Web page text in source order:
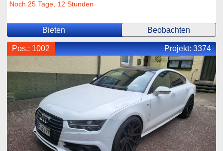
Noch 25 Tage, 12 Stunden
Bieten Beobachten
Pos.: 1002 Projekt:3374